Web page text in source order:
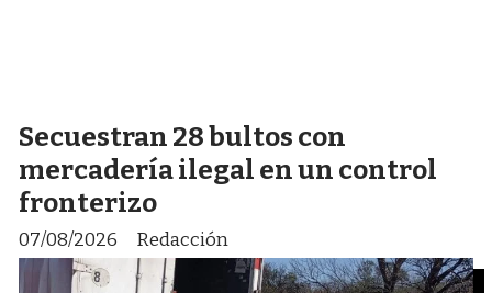
Secuestran 28 bultos con
mercadería ilegal en un control
fronterizo
Redacción
07/08/2026